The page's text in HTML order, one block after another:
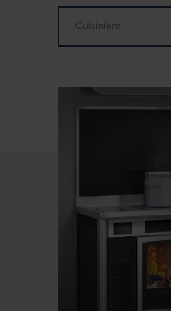
Cuisinière